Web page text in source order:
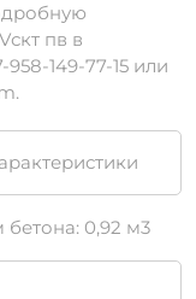
пв в
149-77-15 или
0,92 м3